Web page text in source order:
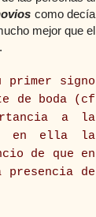
como decía
mejor que el
primer signo
de boda (cf
a la
en ella la
de que en
de